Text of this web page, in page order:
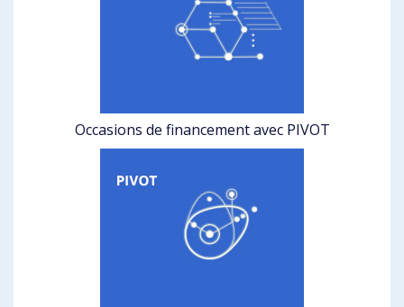
Occasions de financement avec PIVOT